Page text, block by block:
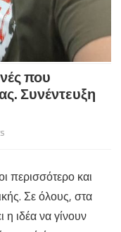
που
Συνέντευξη
μουσικής,
οι
περισσότερο και
Σε όλους, στα
η ιδέα να γίνουν